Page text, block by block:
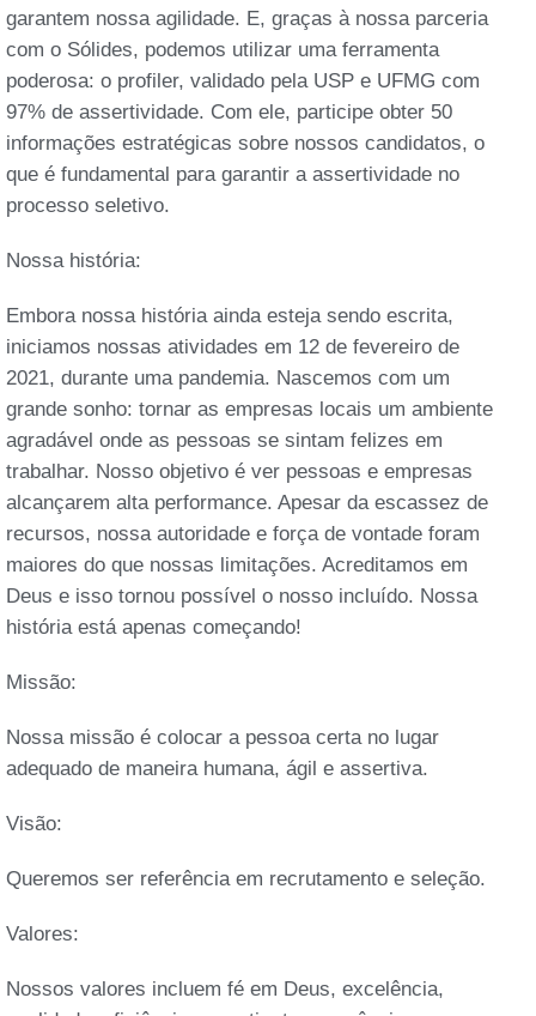
garantem nossa agilidade. E, graças à nossa parceria
com o Sólides, podemos utilizar uma ferramenta
poderosa: o profiler, validado pela USP e UFMG com
97% de assertividade. Com ele, participe obter 50
informações estratégicas sobre nossos candidatos, o
que é fundamental para garantir a assertividade no
processo seletivo.
Nossa história:
Embora nossa história ainda esteja sendo escrita,
iniciamos nossas atividades em 12 de fevereiro de
2021, durante uma pandemia. Nascemos com um
grande sonho: tornar as empresas locais um ambiente
agradável onde as pessoas se sintam felizes em
trabalhar. Nosso objetivo é ver pessoas e empresas
alcançarem alta performance. Apesar da escassez de
recursos, nossa autoridade e força de vontade foram
maiores do que nossas limitações. Acreditamos em
Deus e isso tornou possível o nosso incluído. Nossa
história está apenas começando!
Missão:
Nossa missão é colocar a pessoa certa no lugar
adequado de maneira humana, ágil e assertiva.
Visão:
Queremos ser referência em recrutamento e seleção.
Valores:
Nossos valores incluem fé em Deus, excelência,